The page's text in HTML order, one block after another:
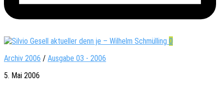
0
Archiv 2006 / Ausgabe 03 - 2006
5. Mai 2006